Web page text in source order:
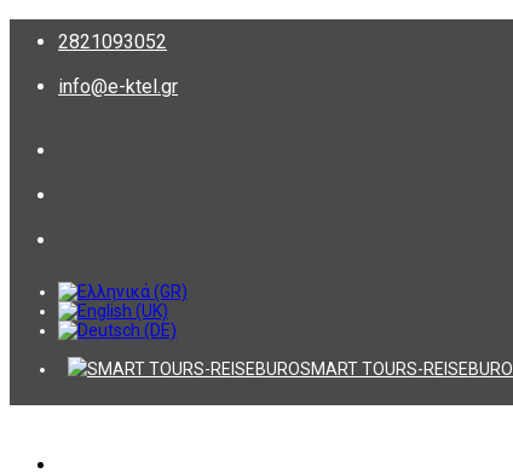
2821093052
info@e-ktel.gr
SMART TOURS-REISEBURO